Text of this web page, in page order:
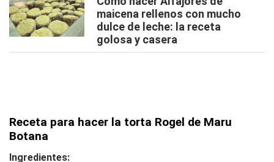
maicena rellenos con mucho
dulce de leche: la receta
golosa y casera
Receta para hacer la torta Rogel de Maru
Botana
Ingredientes: